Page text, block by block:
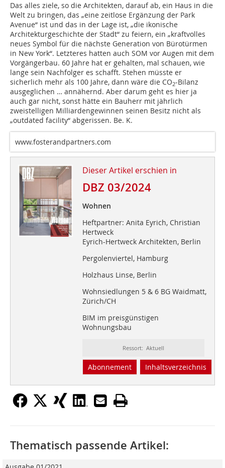
Das alles ziele, so die Architekten, darauf ab, ein Haus in die
Welt zu bringen, das „eine zeitlose Ergänzung der Park
Avenue“ ist und das in der Lage ist, „die ikonische
Architekturgeschichte der Stadt“ zu feiern, ein „kraftvolles
neues Symbol für die nächste Generation von Bürotürmen
in New York“. Letzteres hatten auch SOM vor Augen mit dem
Vorgängerbau. 60 Jahre hat er gehalten, mal schauen, wie
lange sein Nachfolger es schafft. Stehen müsste er
sicherlich mehr als 100 Jahre, dann wäre die CO2-Bilanz
ausgeglichen … annähernd. Aber darum geht es hier ja
auch gar nicht, sonst hätte ein Bauherr mit jährlich
zweistelligen Milliardengewinnen seinen Besitz nicht als
„outdated facility“ abgerissen. Be. K.
www.fosterandpartners.com
Dieser Artikel erschien in
DBZ 03/2024
Wohnen
Heftpartner: Anita Eyrich, Christian
Hertweck
Eyrich-Hertweck Architekten, Berlin
Pergolenviertel, Hamburg
Holzhaus Linse, Berlin
Wohnsiedlungen 5 & 6 BG Waidmatt,
Zürich/CH
BIM im preisgünstigen
Wohnungsbau
Ressort: Aktuell
Abonnement Inhaltsverzeichnis
Thematisch passende Artikel: